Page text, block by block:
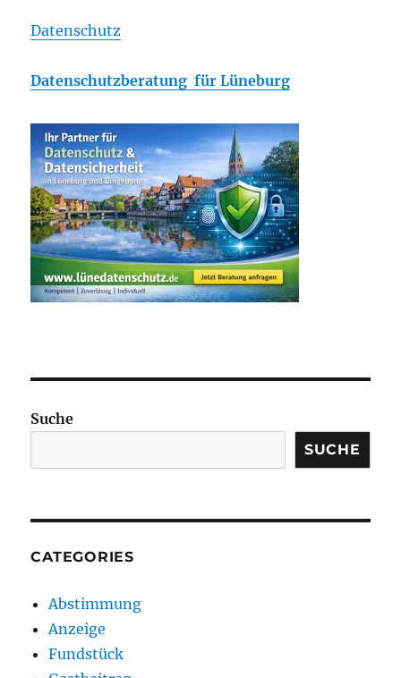
Datenschutz
Datenschutzberatung für Lüneburg
Suche
SUCHE
CATEGORIES
Abstimmung
Anzeige
Fundstück